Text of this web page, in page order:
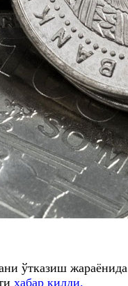
ўтказиш жараёнида
хабар қилди.